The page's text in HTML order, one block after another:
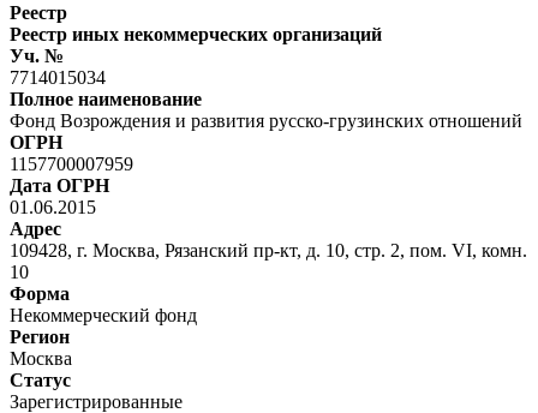
Реестр
Реестр иных некоммерческих организаций
Уч. №
7714015034
Полное наименование
Фонд Возрождения и развития русско-грузинских отношений
ОГРН
1157700007959
Дата ОГРН
01.06.2015
Адрес
109428, г. Москва, Рязанский пр-кт, д. 10, стр. 2, пом. VI, комн.
10
Форма
Некоммерческий фонд
Регион
Москва
Статус
Зарегистрированные